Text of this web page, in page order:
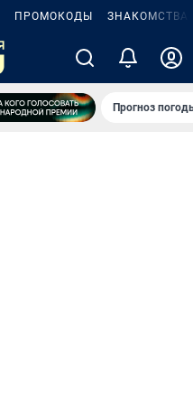
ПРОМОКОДЫ ЗНАКОМСТВА
Прогноз